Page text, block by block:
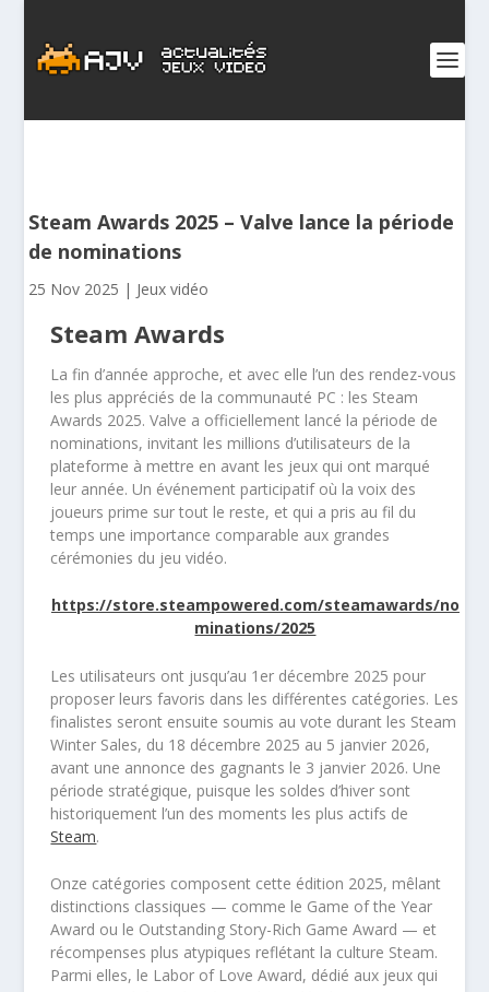
Steam Awards 2025 – Valve lance la période
de nominations
25 Nov 2025 | Jeux vidéo
Steam Awards
La fin d’année approche, et avec elle l’un des rendez-vous
les plus appréciés de la communauté PC : les Steam
Awards 2025. Valve a officiellement lancé la période de
nominations, invitant les millions d’utilisateurs de la
plateforme à mettre en avant les jeux qui ont marqué
leur année. Un événement participatif où la voix des
joueurs prime sur tout le reste, et qui a pris au fil du
temps une importance comparable aux grandes
cérémonies du jeu vidéo.
https://store.steampowered.com/steamawards/no
minations/2025
Les utilisateurs ont jusqu’au 1er décembre 2025 pour
proposer leurs favoris dans les différentes catégories. Les
finalistes seront ensuite soumis au vote durant les Steam
Winter Sales, du 18 décembre 2025 au 5 janvier 2026,
avant une annonce des gagnants le 3 janvier 2026. Une
période stratégique, puisque les soldes d’hiver sont
historiquement l’un des moments les plus actifs de
Steam.
Onze catégories composent cette édition 2025, mêlant
distinctions classiques — comme le Game of the Year
Award ou le Outstanding Story-Rich Game Award — et
récompenses plus atypiques reflétant la culture Steam.
Parmi elles, le Labor of Love Award, dédié aux jeux qui